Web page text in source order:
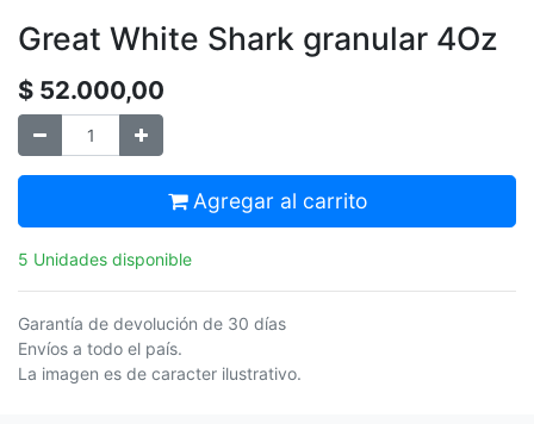
Great White Shark granular 4Oz
$ 52.000,00
Agregar al carrito
5 Unidades disponible
Garantía de devolución de 30 días
Envíos a todo el país.
La imagen es de caracter ilustrativo.